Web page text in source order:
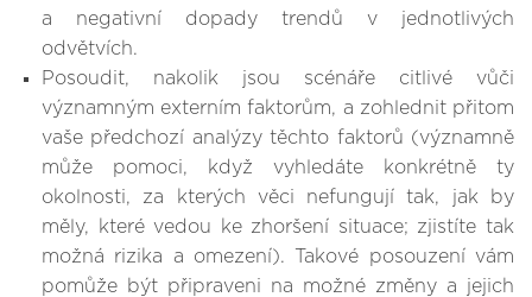
a negativní dopady trendů v jednotlivých
odvětvích.
Posoudit, nakolik jsou scénáře citlivé vůči
významným externím faktorům, a zohlednit přitom
vaše předchozí analýzy těchto faktorů (významně
může pomoci, když vyhledáte konkrétně ty
okolnosti, za kterých věci nefungují tak, jak by
měly, které vedou ke zhoršení situace; zjistíte tak
možná rizika a omezení). Takové posouzení vám
pomůže být připraveni na možné změny a jejich